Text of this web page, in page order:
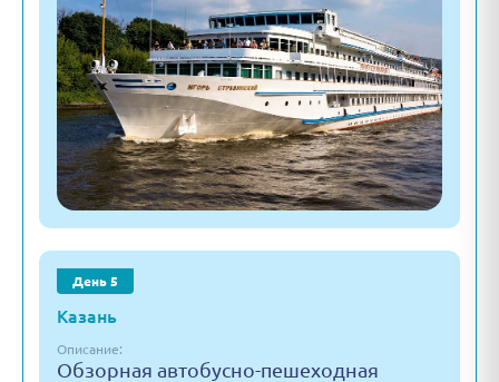
День 5
Казань
Описание:
Обзорная автобусно-пешеходная